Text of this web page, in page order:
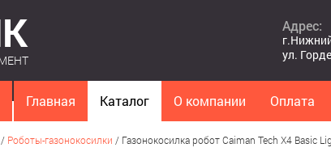
Адрес:
ул.
Главная Каталог О компании Оплата
/ Роботы-газонокосилки / Газонокосилка робот Caiman Tech X4 Basic